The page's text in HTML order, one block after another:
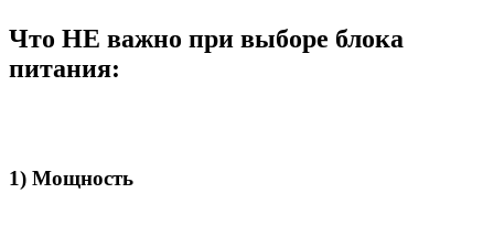
Что НЕ важно при выборе блока
питания:
1) Мощность